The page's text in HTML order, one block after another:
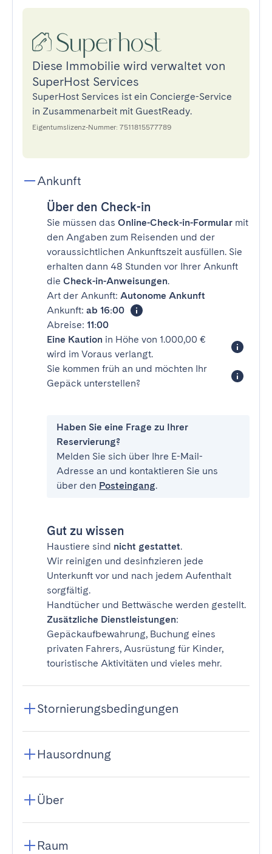
Diese Immobilie wird verwaltet von
SuperHost Services
SuperHost Services ist ein Concierge-Service
in Zusammenarbeit mit GuestReady.
Eigentumslizenz-Nummer: 7511815577789
Ankunft
Über den Check-in
Sie müssen das Online-Check-in-Formular mit
den Angaben zum Reisenden und der
voraussichtlichen Ankunftszeit ausfüllen. Sie
erhalten dann 48 Stunden vor Ihrer Ankunft
die Check-in-Anweisungen.
Art der Ankunft: Autonome Ankunft
Ankunft: ab 16:00
Abreise: 11:00
Eine Kaution in Höhe von 1.000,00 €
wird im Voraus verlangt.
Sie kommen früh an und möchten Ihr
Gepäck unterstellen?
Haben Sie eine Frage zu Ihrer
Reservierung?
Melden Sie sich über Ihre E-Mail-
Adresse an und kontaktieren Sie uns
über den Posteingang.
Gut zu wissen
Haustiere sind nicht gestattet.
Wir reinigen und desinfizieren jede
Unterkunft vor und nach jedem Aufenthalt
sorgfältig.
Handtücher und Bettwäsche werden gestellt.
Zusätzliche Dienstleistungen:
Gepäckaufbewahrung, Buchung eines
privaten Fahrers, Ausrüstung für Kinder,
touristische Aktivitäten und vieles mehr.
Stornierungsbedingungen
Hausordnung
Über
Raum